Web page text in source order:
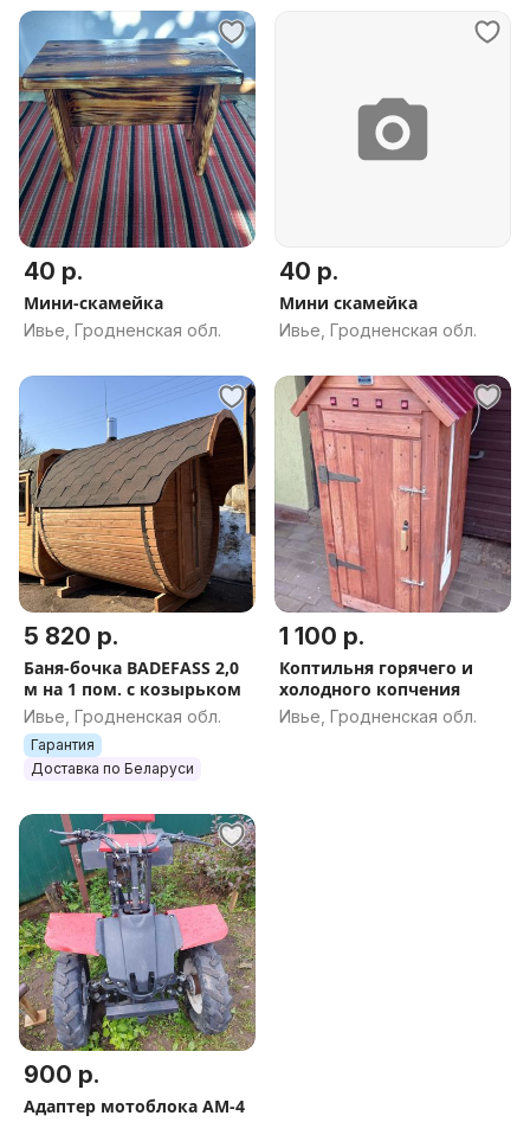
40 р.
Мини-скамейка
Ивье, Гродненская обл.
40 р.
Мини скамейка
Ивье, Гродненская обл.
5 820 р.
Баня-бочка BADEFASS 2,0
м на 1 пом. с козырьком
Ивье, Гродненская обл.
Гарантия
Доставка по Беларуси
1 100 р.
Коптильня горячего и
холодного копчения
Ивье, Гродненская обл.
900 р.
Адаптер мотоблока АМ-4